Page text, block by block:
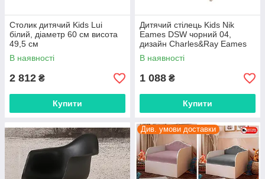
Столик дитячий Kids Lui
білий, діаметр 60 см висота
49,5 см
В наявності
2 812 ₴
Купити
Дитячий стілець Kids Nik
Eames DSW чорний 04,
дизайн Charles&Ray Eames
В наявності
1 088 ₴
Купити
Див. умови доставки